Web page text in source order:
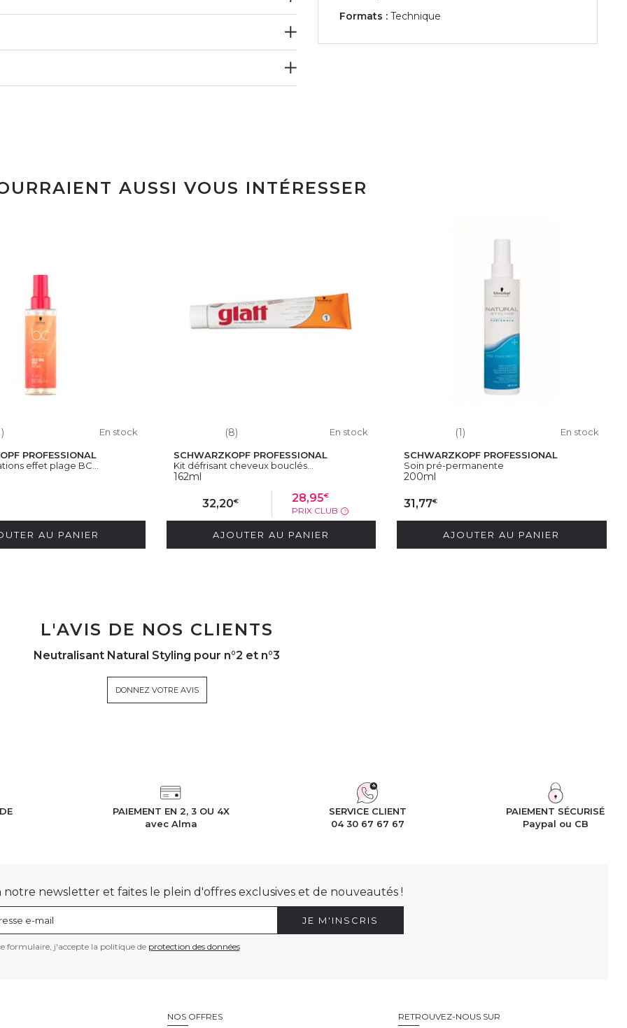
Formats : Technique
AUSSI VOUS INTÉRESSER
En stock
PROFESSIONAL
effet plage BC...
AU PANIER
(8) En stock
SCHWARZKOPF PROFESSIONAL
Kit défrisant cheveux bouclés...
162ml
32,20€ 28,95€
PRIX CLUB ?
AJOUTER AU PANIER
(1) En stock
SCHWARZKOPF PROFESSIONAL
Soin pré-permanente
200ml
31,77€
AJOUTER AU PANIER
L'AVIS DE NOS CLIENTS
Neutralisant Natural Styling pour n°2 et n°3
DONNEZ VOTRE AVIS
PAIEMENT EN 2, 3 OU 4X
avec Alma
SERVICE CLIENT
04 30 67 67 67
PAIEMENT SÉCURISÉ
Paypal ou CB
notre newsletter et faites le plein d'offres exclusives et de nouveautés !
JE M'INSCRIS
formulaire, j'accepte la politique de protection des données
NOS OFFRES RETROUVEZ-NOUS SUR